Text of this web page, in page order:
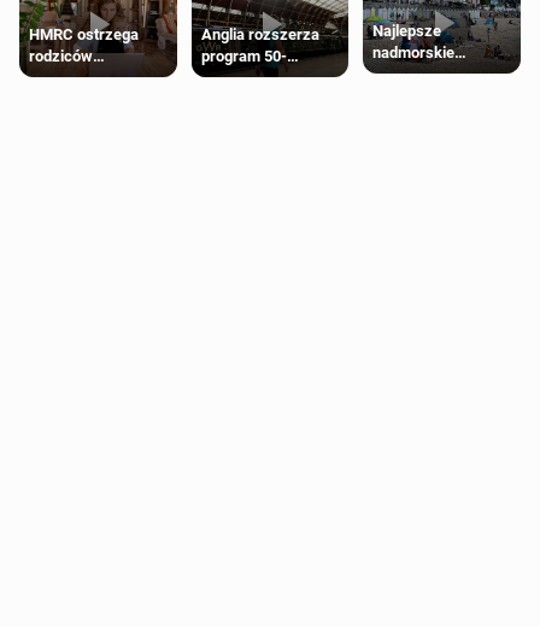
HMRC ostrzega
rodziców
pobierających Child
Anglia rozszerza
program 50-
procentowych
Najlepsze
nadmorskie
miasteczko blisko